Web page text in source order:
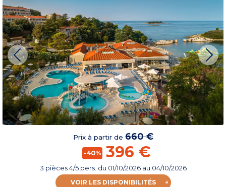
Prix à partir de660 €
-40% 396 €
3 pièces 4/5 pers. du 01/10/2026au 04/10/2026
VOIR LES DISPONIBILITÉS